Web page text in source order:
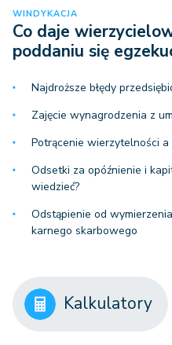
WINDYKACJA
Co daje
poddaniu się
Najdroższe błędy
Zajęcie wynagrodzenia z
Potrącenie wierzytelności
Odsetki za opóźnienie i
wiedzieć?
Odstąpienie od
karnego skarbowego
Kalkulatory